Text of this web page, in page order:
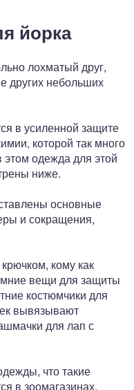
йорка
лохматый друг,
других небольших
в усиленной защите
которой так много
одежда для этой
ниже.
основные
и сокращения,
кому как
вещи для защиты
костюмчики для
вывязывают
для лап с
что такие
в зоомагазинах,